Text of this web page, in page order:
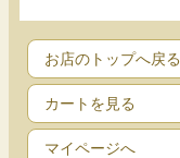
お店のトップへ戻る
カートを見る
マイページへ